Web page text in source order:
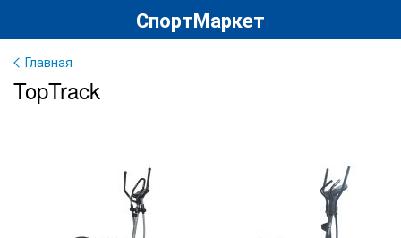
СпортМаркет
Главная
TopTrack